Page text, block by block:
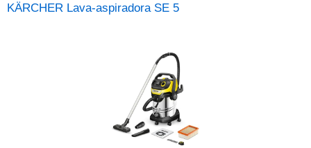
KÄRCHER Lava-aspiradora SE 5